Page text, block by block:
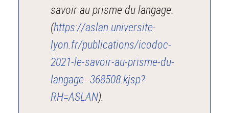
savoir au prisme du langage.
(https://aslan.universite-
lyon.fr/publications/icodoc-
2021-le-savoir-au-prisme-du-
langage--368508.kjsp?
RH=ASLAN).